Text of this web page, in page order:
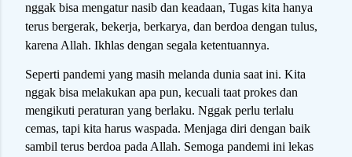
nggak bisa mengatur nasib dan keadaan, Tugas kita hanya
terus bergerak, bekerja, berkarya, dan berdoa dengan tulus,
karena Allah. Ikhlas dengan segala ketentuannya.
Seperti pandemi yang masih melanda dunia saat ini. Kita
nggak bisa melakukan apa pun, kecuali taat prokes dan
mengikuti peraturan yang berlaku. Nggak perlu terlalu
cemas, tapi kita harus waspada. Menjaga diri dengan baik
sambil terus berdoa pada Allah. Semoga pandemi ini lekas